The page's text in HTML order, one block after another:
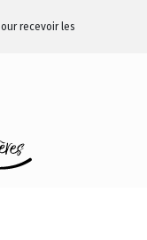
recevoir les